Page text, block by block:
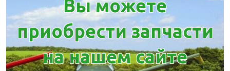
Вы можете
приобрести запчасти
на нашем сайте